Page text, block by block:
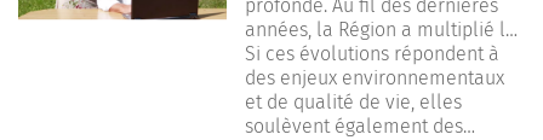
mondiale de la santé, apparaît
comme un modèle
incontournable pour construire
une ville inclusive et durable.
profonde. Au fil des dernières
années, la Région a multiplié les
initiatives pour apaiser la
circulation, réduire la pollution
et favoriser les modes de
déplacement doux. Ces
Si ces évolutions répondent à
des enjeux environnementaux
et de qualité de vie, elles
soulèvent également des